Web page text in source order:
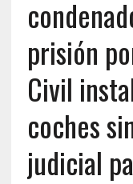
prisión
Civil
coches
judicial